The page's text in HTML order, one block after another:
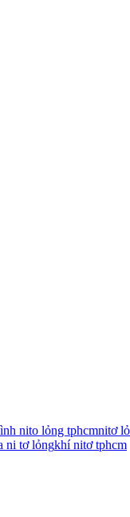
nito lỏng tphcmnitơ
ni tơ lỏngkhí nitơ tphcm